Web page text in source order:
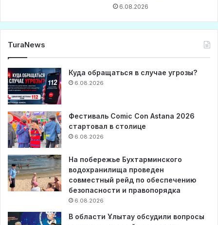
6.08.2026
TuraNews
Куда обращаться в случае угрозы?
6.08.2026
Фестиваль Comic Con Astana 2026
стартовал в столице
6.08.2026
На побережье Бухтарминского
водохранилища проведен
совместный рейд по обеспечению
безопасности и правопорядка
6.08.2026
В области Ұлытау обсудили вопросы